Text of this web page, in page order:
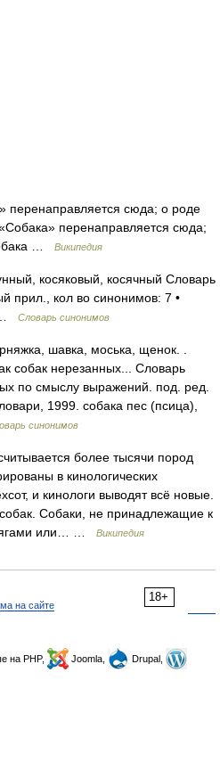
перенаправляется сюда; о роде
перенаправляется сюда;
…
Википедия
косяковый, косячный Словарь
прил., кол во синонимов: 7 •
…
Словарь синонимов
шавка, моська, щенок. .
собак нерезанных... Словарь
по смыслу выражений. под. ред.
1999. собака пес (псица),
синонимов
более тысячи пород
в кинологических
и кинологи выводят всё новые.
Собаки, не принадлежащие к
или… …
Википедия
18+
на сайте
на PHP, Joomla,
Drupal,